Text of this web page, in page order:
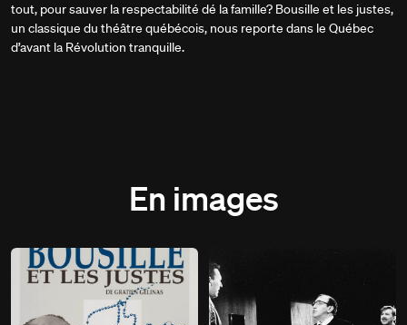
tout, pour sauver la respectabilité dé la famille? Bousille et les justes,
un classique du théâtre québécois, nous reporte dans le Québec
d’avant la Révolution tranquille.
En images